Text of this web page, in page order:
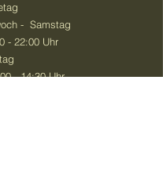
- Samstag
- 22:00 Uhr
- 14:30 Uhr